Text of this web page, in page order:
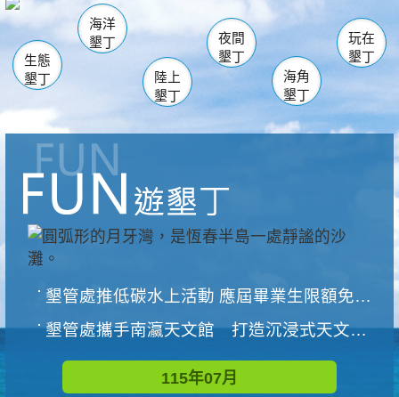
南仁湖
海生館
恆春 佳樂水
龍鑾潭自然中心 森林遊樂區
瓊麻館
關山 墾管處遊客中心
社頂公園 風吹沙
船帆石
白砂 龍磐公園
香蕉灣
砂島
鵝鑾鼻
生態
墾丁
海洋
墾丁
陸上
墾丁
夜間
墾丁
海角
墾丁
玩在
墾丁
墾管處推低碳水上活動 應屆畢業生限額免費參加
墾管處攜手南瀛天文館 打造沉浸式天文探索營隊
115年07月